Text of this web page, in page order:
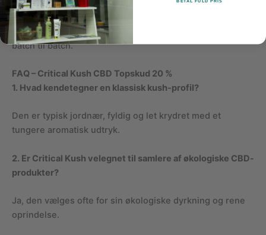
Disclaimer
Cannabis er en naturplante; små variationer i klima,
fugtighed og jord kan påvirke cannabinoidindhold fra
batch til batch.
FAQ – Critical Kush CBD Topskud 20 %
1. Hvad kendetegner en klassisk kush-profil?
Den er typisk jordnær, fyldig og let krydret med et
tungere aromatisk udtryk.
2. Er Critical Kush velegnet til samlere af økologiske CBD-
produkter?
Ja, den vælges ofte for sin økologiske dyrkning og rene
oprindelse.
BETAL FULD PRIS